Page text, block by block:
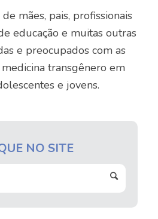
mães, pais, profissionais
educação e muitas outras
e preocupados com as
transgênero em
e jovens.
NO SITE